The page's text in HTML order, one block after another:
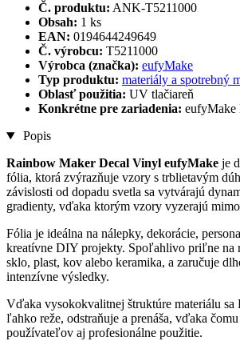
Č. produktu: ANK-T5211000
Obsah: 1 ks
EAN: 0194644249649
Č. výrobcu: T5211000
Výrobca (značka): eufyMake
Typ produktu: materiály a spotrebný
Oblasť použitia: UV tlačiareň
Konkrétne pre zariadenia: eufyMake
Popis
Rainbow Maker Decal Vinyl eufyMake je
fólia, ktorá zvýrazňuje vzory s trblietavým
závislosti od dopadu svetla sa vytvárajú
gradienty, vďaka ktorým vzory vyzerajú
Fólia je ideálna na nálepky, dekorácie,
kreatívne DIY projekty. Spoľahlivo priľne na
sklo, plast, kov alebo keramika, a zaručuje
intenzívne výsledky.
Vďaka vysokokvalitnej štruktúre materiálu
ľahko reže, odstraňuje a prenáša, vďaka
používateľov aj profesionálne použitie.